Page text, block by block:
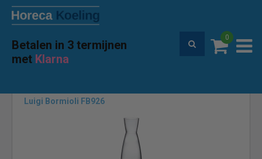
Betalen in 3 termijnen
met Klarna
0
Premium service en garantie
Home Merken
Luigi Bormioli FB926